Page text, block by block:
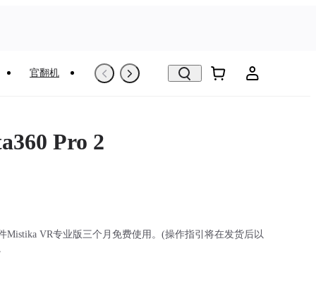
官翻机 以旧换新 VR看房
Pro 2
Mistika VR专业版三个月免费使用。(操作指引将在发货后以